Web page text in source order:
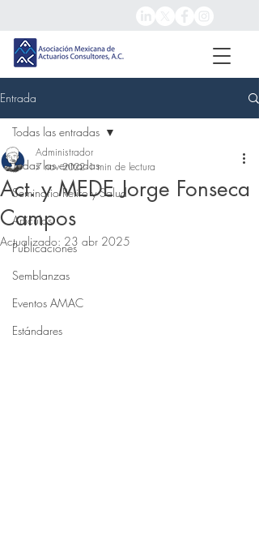
Entrada
Todas las entradas
Seminario Retiro y Salud
Artículos
Publicaciones
Semblanzas
Eventos AMAC
Estándares
Todas las entradas
Act. y MEDE Jorge Fonseca
Campos
Administrador
7 nov 2022 1 min de lectura
Actualizado: 23 abr 2025